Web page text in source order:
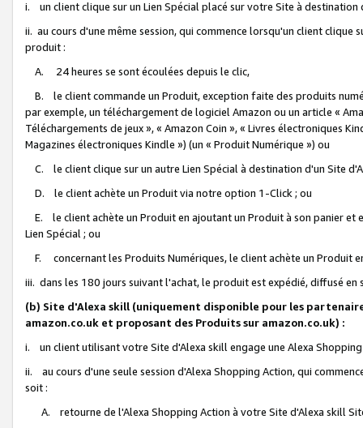
i. un client clique sur un Lien Spécial placé sur votre Site à destination
ii. au cours d'une même session, qui commence lorsqu'un client
produit :
A. 24 heures se sont écoulées depuis le clic,
B. le client commande un Produit, exception faite des produits
par exemple, un téléchargement de logiciel Amazon ou un article «
Téléchargements de jeux », « Amazon Coin », « Livres électroniques
Magazines électroniques Kindle ») (un « Produit Numérique ») ou
C. le client clique sur un autre Lien Spécial à destination d'un Site
D. le client achète un Produit via notre option 1-Click ; ou
E. le client achète un Produit en ajoutant un Produit à son panier et
Lien Spécial ; ou
F. concernant les Produits Numériques, le client achète un Produit
iii. dans les 180 jours suivant l'achat, le produit est expédié, diffusé
(b) Site d'Alexa skill (uniquement disponible pour les
amazon.co.uk et proposant des Produits sur amazon.co.uk) :
i. un client utilisant votre Site d'Alexa skill engage une Alexa
ii. au cours d'une seule session d'Alexa Shopping Action, qui
soit :
A. retourne de l'Alexa Shopping Action à votre Site d'Alexa skill